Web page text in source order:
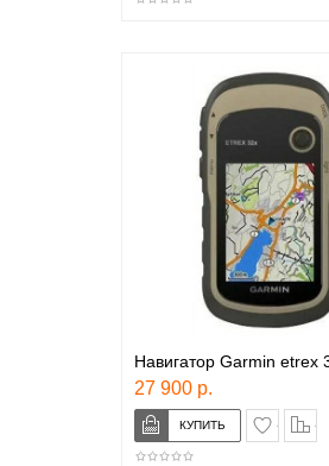
Навигатор Garmin etrex
27 900 р.
в